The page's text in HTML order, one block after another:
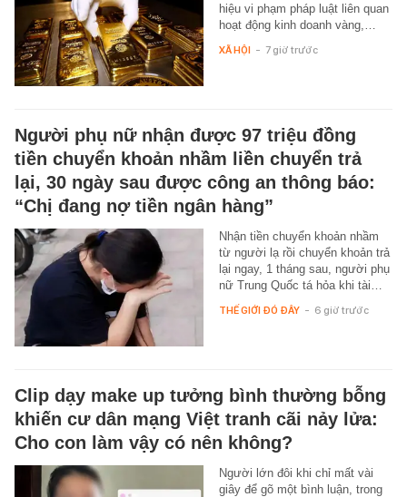
hiệu vi phạm pháp luật liên quan
hoạt động kinh doanh vàng,…
XÃ HỘI - 7 giờ trước
Người phụ nữ nhận được 97 triệu đồng
tiền chuyển khoản nhầm liền chuyển trả
lại, 30 ngày sau được công an thông báo:
“Chị đang nợ tiền ngân hàng”
Nhận tiền chuyển khoản nhầm
từ người lạ rồi chuyển khoản trả
lại ngay, 1 tháng sau, người phụ
nữ Trung Quốc tá hỏa khi tài…
THẾ GIỚI ĐÓ ĐÂY - 6 giờ trước
Clip dạy make up tưởng bình thường bỗng
khiến cư dân mạng Việt tranh cãi nảy lửa:
Cho con làm vậy có nên không?
Người lớn đôi khi chỉ mất vài
giây để gõ một bình luận, trong